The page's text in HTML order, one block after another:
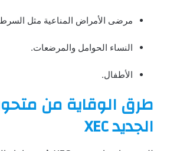
مرضى الأمراض المناعية مثل
النساء الحوامل والمرضعات.
الأطفال.
طرق الوقاية من
الجديد XEC